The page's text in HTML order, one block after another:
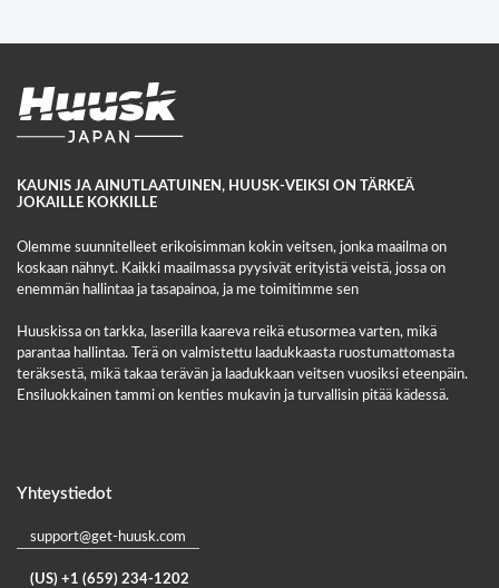
KAUNIS JA AINUTLAATUINEN, HUUSK-VEIKSI ON TÄRKEÄ
JOKAILLE KOKKILLE
Olemme suunnitelleet erikoisimman kokin veitsen, jonka maailma on
koskaan nähnyt. Kaikki maailmassa pyysivät erityistä veistä, jossa on
enemmän hallintaa ja tasapainoa, ja me toimitimme sen
Huuskissa on tarkka, laserilla kaareva reikä etusormea varten, mikä
parantaa hallintaa. Terä on valmistettu laadukkaasta ruostumattomasta
teräksestä, mikä takaa terävän ja laadukkaan veitsen vuosiksi eteenpäin.
Ensiluokkainen tammi on kenties mukavin ja turvallisin pitää kädessä.
Yhteystiedot
support@get-huusk.com
(US) +1 (659) 234-1202